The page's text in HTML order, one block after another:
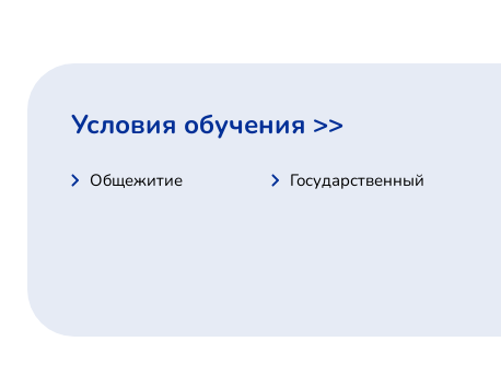
Условия обучения >>
Общежитие Государственный